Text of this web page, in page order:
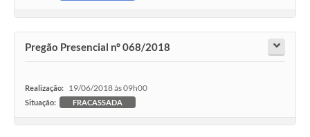
Pregão Presencial n° 068/2018
Realização: 19/06/2018 às 09h00
Situação: FRACASSADA